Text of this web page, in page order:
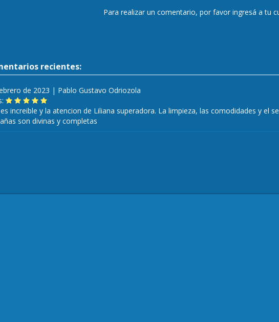
Para realizar un comentario, por favor ingresá a tu
recientes:
de 2023 | Pablo Gustavo Odriozola
increible y la atencion de Liliana superadora. La limpieza, las comodidades y el
son divinas y completas